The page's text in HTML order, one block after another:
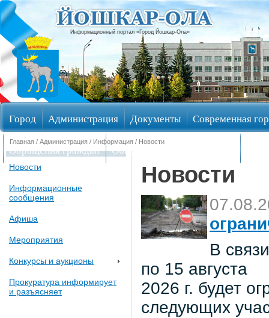
Информационный портал «Город Йошкар-Ола»
Город Администрация Документы Современная
Обращения граждан Общественные обсуждения
Главная / Администрация / Информация / Новости
Новости
Информационные
сообщения
Афиша
Мероприятия
Конкурсы и аукционы
Прокуратура информирует
и разъясняет
Новости
В
по 15 августа
2026 г. будет
следующих